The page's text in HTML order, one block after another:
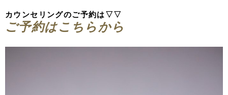
カウンセリングのご予約は▽▽
ご予約はこちらから